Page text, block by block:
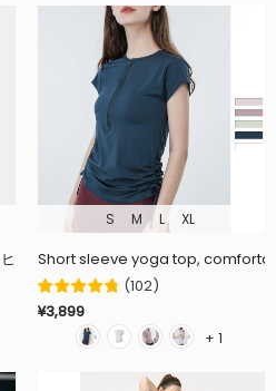
ップアップ 着圧 美脚 ストレッチ 全3
S M L XL
Short sleeve yoga top,
(102)
¥3,899
+ 1